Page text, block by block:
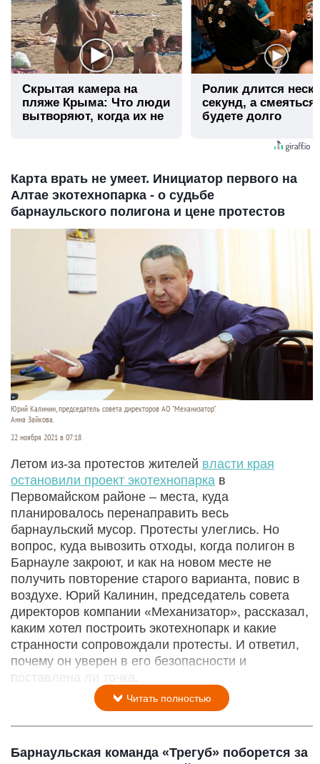
Скрытая камера на
пляже Крыма: Что люди
вытворяют, когда их не
Ролик длится
секунд, а
будете долго
Карта врать не умеет. Инициатор первого на
Алтае экотехнопарка - о судьбе
барнаульского полигона и цене протестов
Юрий Калинин, председатель совета директоров АО "Механизатор".
Анна Зайкова.
22 ноября 2021 в 07:18
Летом из-за протестов жителей власти края
остановили проект экотехнопарка в
Первомайском районе – места, куда
планировалось перенаправить весь
барнаульский мусор. Протесты улеглись. Но
вопрос, куда вывозить отходы, когда полигон в
Барнауле закроют, и как на новом месте не
получить повторение старого варианта, повис в
воздухе. Юрий Калинин, председатель совета
директоров компании «Механизатор», рассказал,
каким хотел построить экотехнопарк и какие
странности сопровождали протесты. И ответил,
почему он уверен в его безопасности и
поставлена ли точка.
Читать полностью
Барнаульская команда «Трегуб» поборется за